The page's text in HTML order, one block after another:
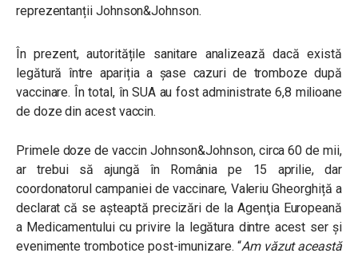
reprezentanții Johnson&Johnson.
În prezent, autoritățile sanitare analizează dacă există
legătură între apariția a șase cazuri de tromboze după
vaccinare. În total, în SUA au fost administrate 6,8 milioane
de doze din acest vaccin.
Primele doze de vaccin Johnson&Johnson, circa 60 de mii,
ar trebui să ajungă în România pe 15 aprilie, dar
coordonatorul campaniei de vaccinare, Valeriu Gheorghiță a
declarat că se așteaptă precizări de la Agenţia Europeană
a Medicamentului cu privire la legătura dintre acest ser şi
evenimente trombotice post-imunizare. “Am văzut această